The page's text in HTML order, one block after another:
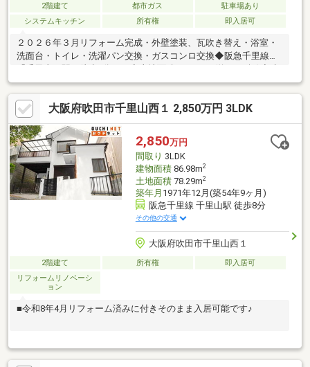
2階建て 都市ガス
駐車場あり
システムキッチン
所有権 即入居可
２０２６年３月リフォーム完成・外壁塗装、瓦吹き替え・浴室・
洗面台・トイレ・洗濯パン交換・ガスコンロ交換◆阪急千里線
「千里山」駅 徒歩7分！！◆土地面積：86.98㎡(約26.31坪)◆建
物面積：78.29㎡、2階建3LDK！！◆駐車スペースあり！◆第一種
低層住宅の落ち着いた住宅街です♪◆LDKは15.6帖！リビング階段
のため、家族が自然と顔を合わしコミュニケーションUP！！◆
広々バルコニーあり！！ガーデニングや家庭栽培など楽しめます
♪◆駐車場に面した勝手口あり♪◆現在空家のため、ゆっくりご内
覧していただけます◆小・中学校まで徒歩10分圏内！〇千里第三
小学校 徒歩8分〇第一中学校 徒歩6分
大阪府吹田市千里山西１ 2,850万円 3LDK
2,850万円
間取り 3LDK
建物面積86.98m2
土地面積78.29m2
築年月 1971年12月(築54年9ヶ月)
阪急千里線 千里山駅 徒歩8分
その他の交通
大阪府吹田市千里山西１
2階建て 所有権
即入居可
リフォームリノベーシ
ョン
■令和8年4月リフォーム済みに付きそのまま入居可能です♪